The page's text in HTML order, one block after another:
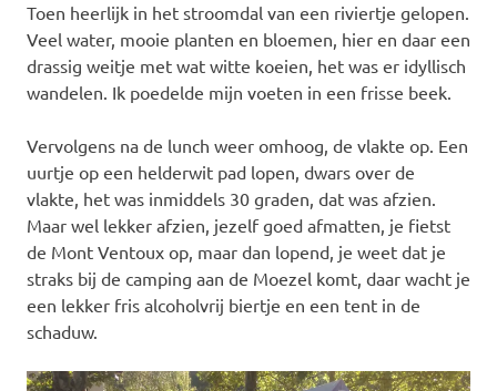
Toen heerlijk in het stroomdal van een riviertje gelopen.
Veel water, mooie planten en bloemen, hier en daar een
drassig weitje met wat witte koeien, het was er idyllisch
wandelen. Ik poedelde mijn voeten in een frisse beek.
Vervolgens na de lunch weer omhoog, de vlakte op. Een
uurtje op een helderwit pad lopen, dwars over de
vlakte, het was inmiddels 30 graden, dat was afzien.
Maar wel lekker afzien, jezelf goed afmatten, je fietst
de Mont Ventoux op, maar dan lopend, je weet dat je
straks bij de camping aan de Moezel komt, daar wacht je
een lekker fris alcoholvrij biertje en een tent in de
schaduw.